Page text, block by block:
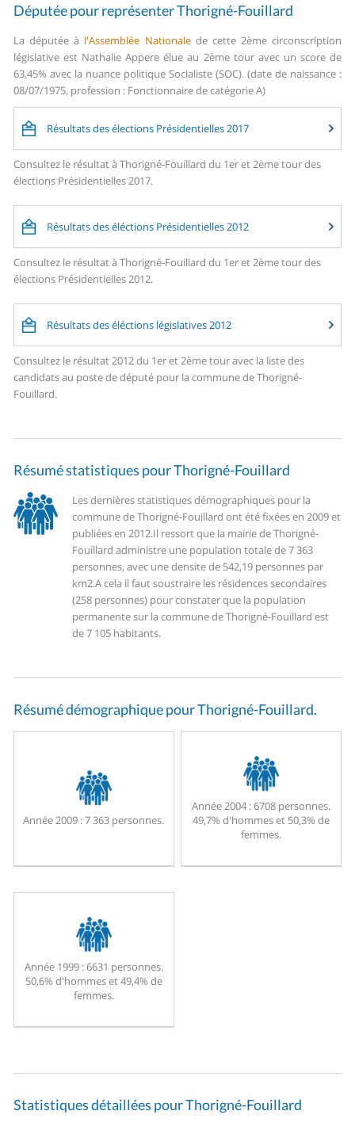
Députée pour représenter Thorigné-Fouillard
La députée à l'Assemblée Nationalede cette 2ème circonscription
législative est Nathalie Appere élue au 2ème tour avec un score de
63,45% avec la nuance politique Socialiste (SOC). (date de naissance :
08/07/1975, profession : Fonctionnaire de catégorie A)
Résultats des élections Présidentielles 2017
Consultez le résultat à Thorigné-Fouillard du 1er et 2ème tour des
élections Présidentielles 2017.
Résultats des éléctions Présidentielles 2012
Consultez le résultat à Thorigné-Fouillard du 1er et 2ème tour des
élections Présidentielles 2012.
Résultats des éléctions législatives 2012
Consultez le résultat 2012 du 1er et 2ème tour avec la liste des
candidats au poste de député pour la commune de Thorigné-
Fouillard.
Résumé statistiques pour Thorigné-Fouillard
Les dernières statistiques démographiques pour la
commune de Thorigné-Fouillard ont été fixées en 2009 et
publiées en 2012.Il ressort que la mairie de Thorigné-
Fouillard administre une population totale de 7 363
personnes, avec une densite de 542,19 personnes par
km2.A cela il faut soustraire les résidences secondaires
(258 personnes) pour constater que la population
permanente sur la commune de Thorigné-Fouillard est
de 7 105 habitants.
Résumé démographique pour Thorigné-Fouillard.
Année 2009 :7 363 personnes.
Année 2004 :6708 personnes.
49,7% d'hommes et 50,3% de
femmes.
Année 1999 :6631 personnes.
50,6% d'hommes et 49,4% de
femmes.
Statistiques détaillées pour Thorigné-Fouillard